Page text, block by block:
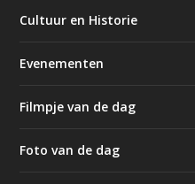
Cultuur en Historie
Evenementen
Filmpje van de dag
Foto van de dag